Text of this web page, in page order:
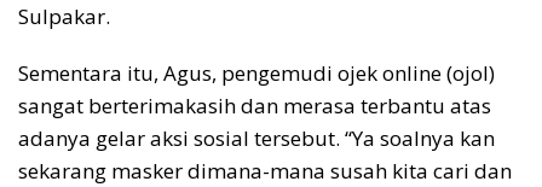
Sulpakar.
Sementara itu, Agus, pengemudi ojek online (ojol)
sangat berterimakasih dan merasa terbantu atas
adanya gelar aksi sosial tersebut. “Ya soalnya kan
sekarang masker dimana-mana susah kita cari dan